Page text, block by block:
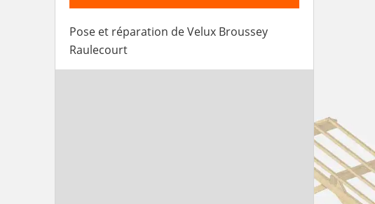
Pose et réparation de Velux Broussey
Raulecourt